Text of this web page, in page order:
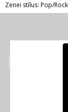
Zenei stílus: Pop/Rock